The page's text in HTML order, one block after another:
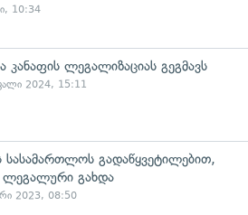
10:34
კანაფის ლეგალიზაციას გეგმავს
2024, 15:11
სასამართლოს გადაწყვეტილებით,
ლეგალური გახდა
2023, 08:50